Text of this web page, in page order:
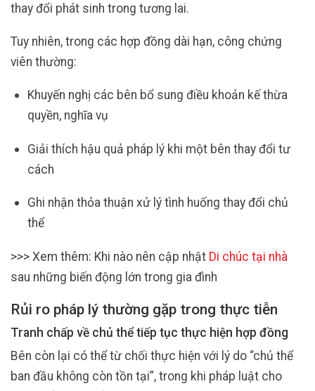
thay đổi phát sinh trong tương lai.
Tuy nhiên, trong các hợp đồng dài hạn, công chứng
viên thường:
Khuyến nghị các bên bổ sung điều khoản kế thừa
quyền, nghĩa vụ
Giải thích hậu quả pháp lý khi một bên thay đổi tư
cách
Ghi nhận thỏa thuận xử lý tình huống thay đổi chủ
thể
>>> Xem thêm: Khi nào nên cập nhật Di chúc tại nhà
sau những biến động lớn trong gia đình
Rủi ro pháp lý thường gặp trong thực tiễn
Tranh chấp về chủ thể tiếp tục thực hiện hợp đồng
Bên còn lại có thể từ chối thực hiện với lý do “chủ thể
ban đầu không còn tồn tại”, trong khi pháp luật cho